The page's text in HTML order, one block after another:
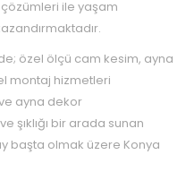
ile yaşam
özel ölçü cam kesim, ayna
montaj hizmetleri
ayna dekor
şıklığı bir arada sunan
başta olmak üzere Konya